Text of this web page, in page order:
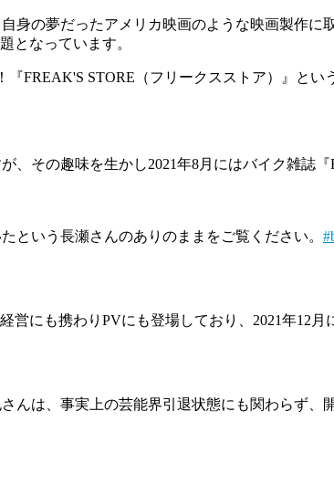
身の夢だったアメリカ映画のような映画製作に
となっています。
FREAK'S STORE（フリークスストア）』と
その趣味を生かし2021年8月にはバイク雑誌
という長瀬さんのありのままをご覧ください。
にも携わりPVにも登場しており、2021年12
は、事実上の芸能界引退状態にも関わらず、